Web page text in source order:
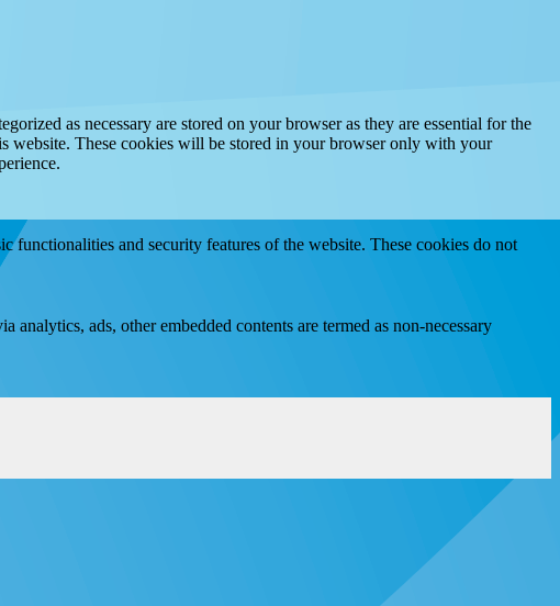
as necessary are stored on your browser as they are essential for the
website. These cookies will be stored in your browser only with your
functionalities and security features of the website. These cookies do not
ads, other embedded contents are termed as non-necessary